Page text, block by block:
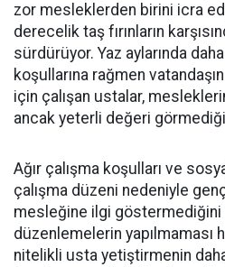
zor mesleklerden birini icra
derecelik taş fırınların
sürdürüyor. Yaz aylarında
koşullarına rağmen
için çalışan ustalar,
ancak yeterli değeri
Ağır çalışma koşulları ve
çalışma düzeni nedeniyle
mesleğine ilgi
düzenlemelerin yapılmaması
nitelikli usta yetiştirmenin